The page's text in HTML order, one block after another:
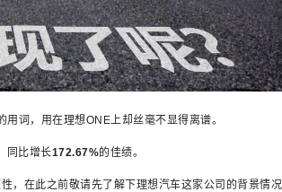
词，用在理想ONE上却丝毫不显得离谱。
同比增长172.67%的佳绩。
在此之前敬请先了解下理想汽车这家公司的背景情